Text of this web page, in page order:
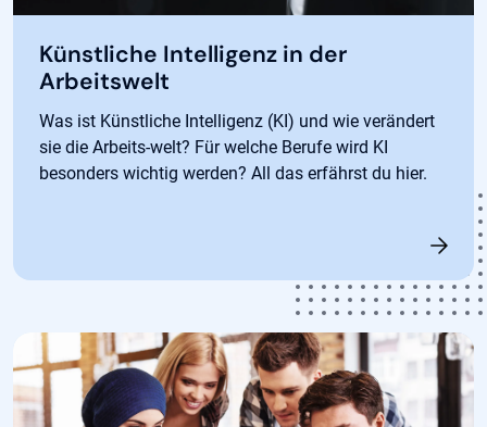
Künstliche Intelligenz in der
Arbeitswelt
Was ist Künstliche Intelligenz (KI) und wie verändert
sie die Arbeits-welt? Für welche Berufe wird KI
besonders wichtig werden? All das erfährst du hier.